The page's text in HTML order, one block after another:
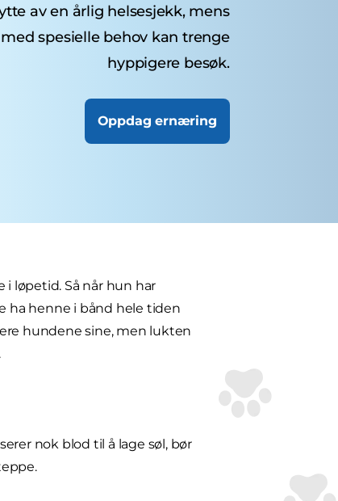
av en årlig helsesjekk, mens
spesielle behov kan trenge
hyppigere besøk.
Oppdag ernæring
løpetid. Så når hun har
ha henne i bånd hele tiden
hundene sine, men lukten
nok blod til å lage søl, bør